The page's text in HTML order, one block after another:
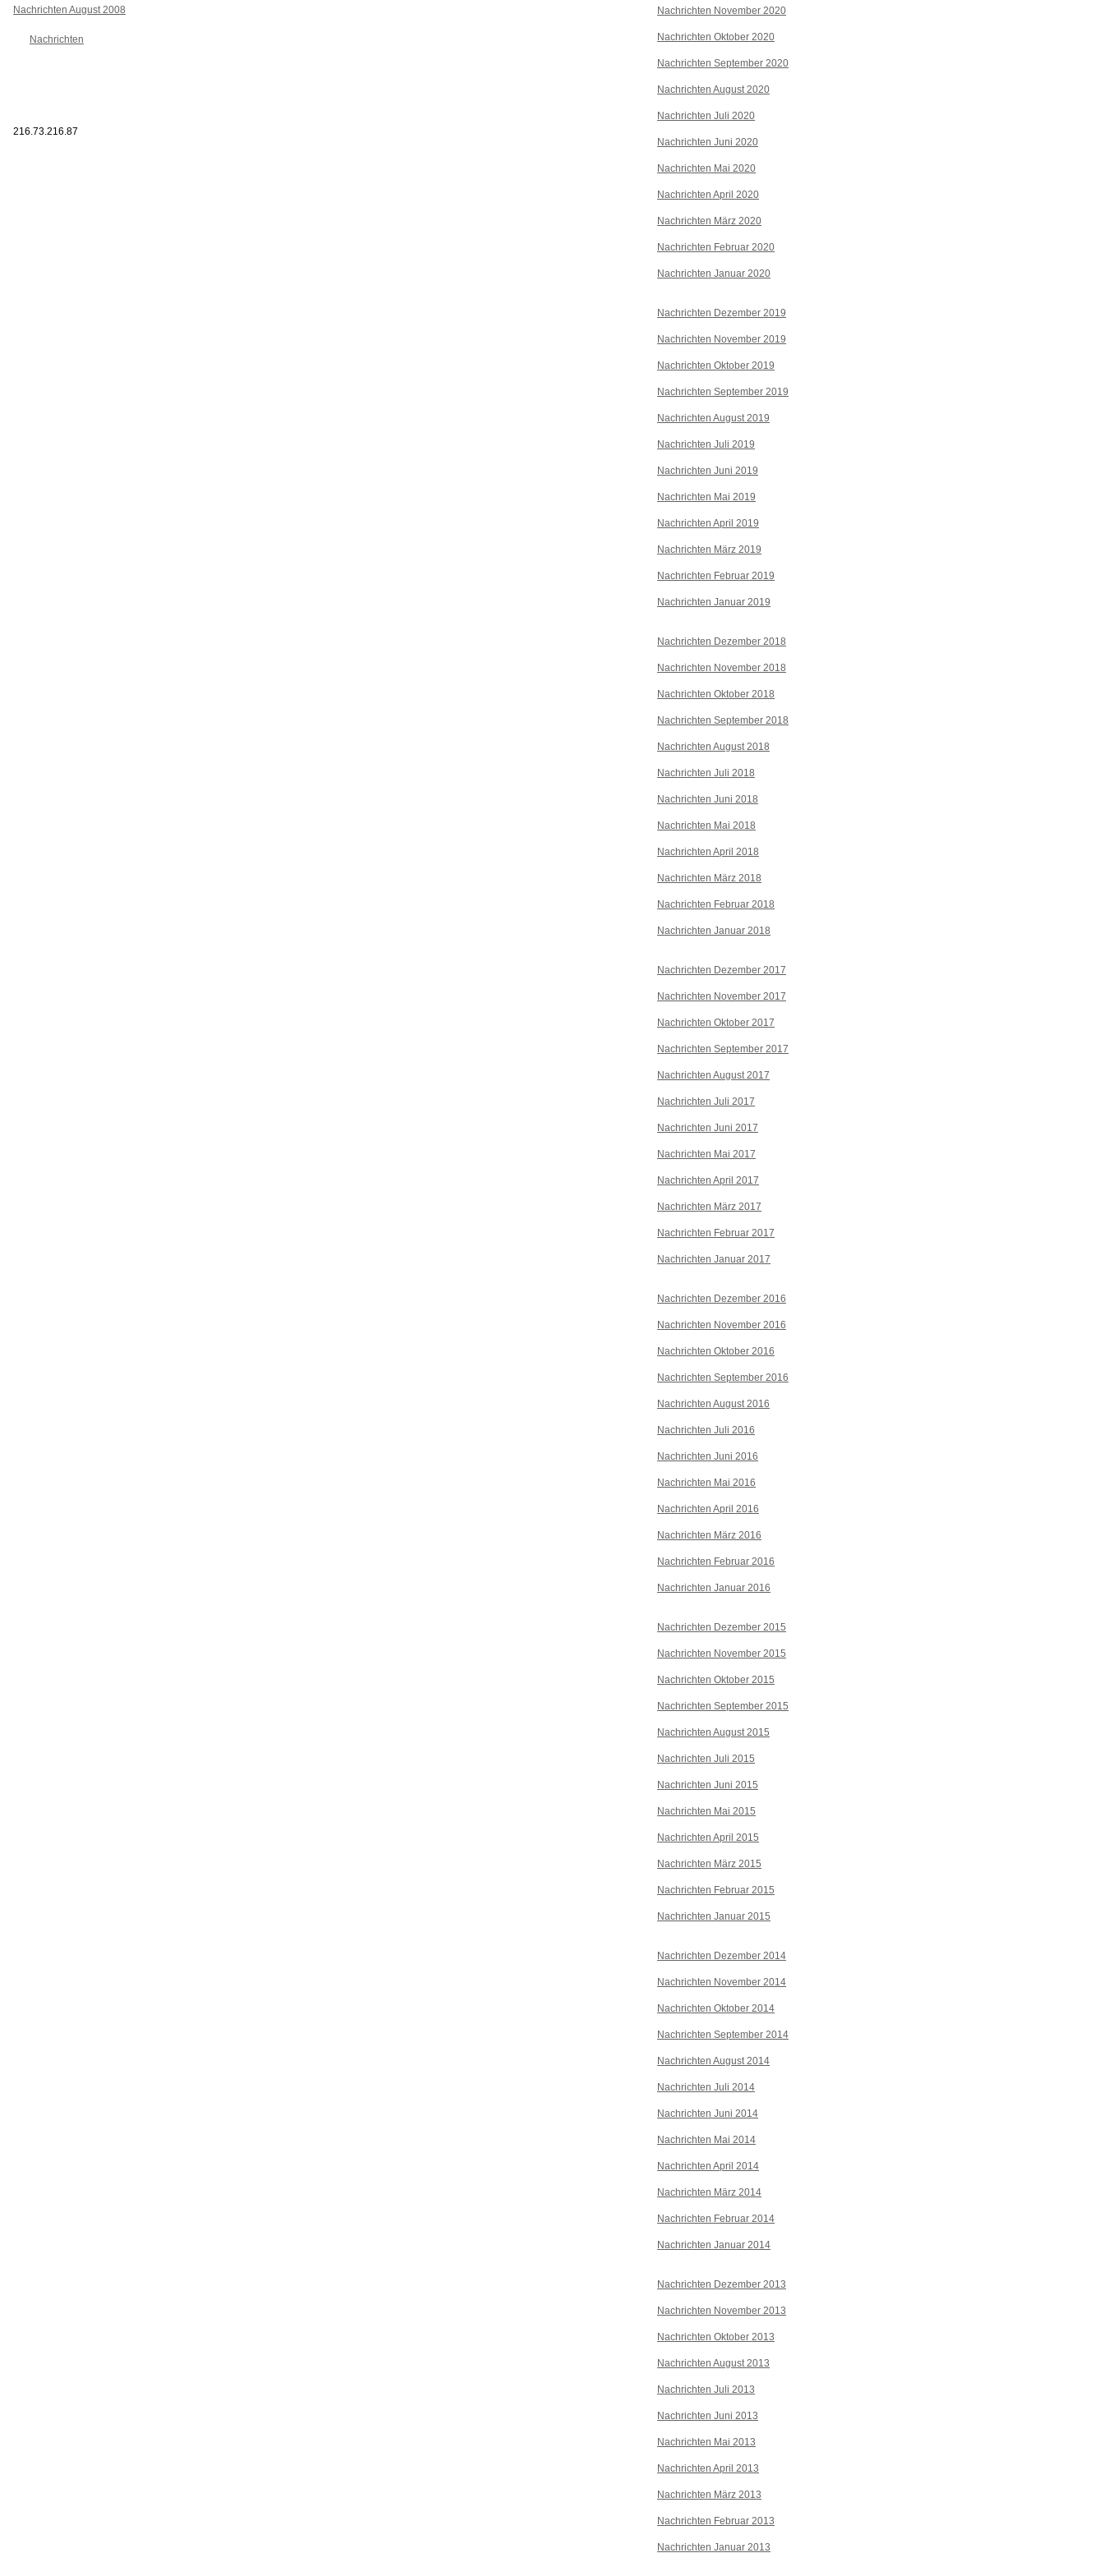
Nachrichten November 2020
Nachrichten Oktober 2020
Nachrichten September 2020
Nachrichten August 2020
Nachrichten Juli 2020
Nachrichten Juni 2020
Nachrichten Mai 2020
Nachrichten April 2020
Nachrichten März 2020
Nachrichten Februar 2020
Nachrichten Januar 2020
Nachrichten Dezember 2019
Nachrichten November 2019
Nachrichten Oktober 2019
Nachrichten September 2019
Nachrichten August 2019
Nachrichten Juli 2019
Nachrichten Juni 2019
Nachrichten Mai 2019
Nachrichten April 2019
Nachrichten März 2019
Nachrichten Februar 2019
Nachrichten Januar 2019
Nachrichten Dezember 2018
Nachrichten November 2018
Nachrichten Oktober 2018
Nachrichten September 2018
Nachrichten August 2018
Nachrichten Juli 2018
Nachrichten Juni 2018
Nachrichten Mai 2018
Nachrichten April 2018
Nachrichten März 2018
Nachrichten Februar 2018
Nachrichten Januar 2018
Nachrichten Dezember 2017
Nachrichten November 2017
Nachrichten Oktober 2017
Nachrichten September 2017
Nachrichten August 2017
Nachrichten Juli 2017
Nachrichten Juni 2017
Nachrichten Mai 2017
Nachrichten April 2017
Nachrichten März 2017
Nachrichten Februar 2017
Nachrichten Januar 2017
Nachrichten Dezember 2016
Nachrichten November 2016
Nachrichten Oktober 2016
Nachrichten September 2016
Nachrichten August 2016
Nachrichten Juli 2016
Nachrichten Juni 2016
Nachrichten Mai 2016
Nachrichten April 2016
Nachrichten März 2016
Nachrichten Februar 2016
Nachrichten Januar 2016
Nachrichten Dezember 2015
Nachrichten November 2015
Nachrichten Oktober 2015
Nachrichten September 2015
Nachrichten August 2015
Nachrichten Juli 2015
Nachrichten Juni 2015
Nachrichten Mai 2015
Nachrichten April 2015
Nachrichten März 2015
Nachrichten Februar 2015
Nachrichten Januar 2015
Nachrichten Dezember 2014
Nachrichten November 2014
Nachrichten Oktober 2014
Nachrichten September 2014
Nachrichten August 2014
Nachrichten Juli 2014
Nachrichten Juni 2014
Nachrichten Mai 2014
Nachrichten April 2014
Nachrichten März 2014
Nachrichten Februar 2014
Nachrichten Januar 2014
Nachrichten Dezember 2013
Nachrichten November 2013
Nachrichten Oktober 2013
Nachrichten August 2013
Nachrichten Juli 2013
Nachrichten Juni 2013
Nachrichten Mai 2013
Nachrichten April 2013
Nachrichten März 2013
Nachrichten Februar 2013
Nachrichten Januar 2013
Nachrichten August 2008
Nachrichten
216.73.216.87